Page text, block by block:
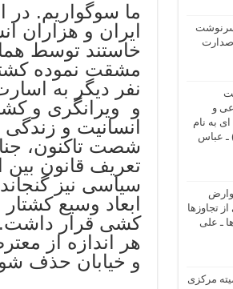
ما سوگواریم. در
ایران و هزاران
خاستند توسط
مشقت نموده
نفر دیگر به
و ویرانگری و
انسانیت و
شصت تاکنون،
تعریف قانون
سیاسی نیز
ابعاد وسیع
کشی قرار داشت.
هر اندازه از
و خیابان حذف
صدارت
و
به نام
آزادی ایران” (۶) ـ عباس
تجاوزها
ـ علی
کمیته مرکزی